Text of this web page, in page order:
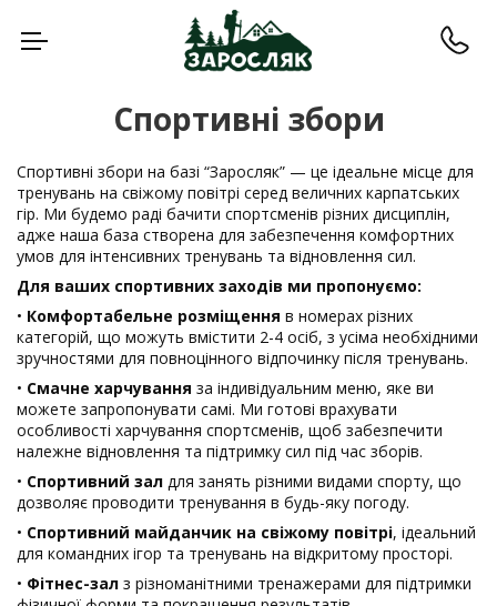
Спортивні збори
Спортивні збори на базі “Заросляк” — це ідеальне місце для
тренувань на свіжому повітрі серед величних карпатських
гір. Ми будемо раді бачити спортсменів різних дисциплін,
адже наша база створена для забезпечення комфортних
умов для інтенсивних тренувань та відновлення сил.
Для ваших спортивних заходів ми пропонуємо:
• Комфортабельне розміщення в номерах різних
категорій, що можуть вмістити 2-4 осіб, з усіма необхідними
зручностями для повноцінного відпочинку після тренувань.
• Смачне харчування за індивідуальним меню, яке ви
можете запропонувати самі. Ми готові врахувати
особливості харчування спортсменів, щоб забезпечити
належне відновлення та підтримку сил під час зборів.
• Спортивний зал для занять різними видами спорту, що
дозволяє проводити тренування в будь-яку погоду.
• Спортивний майданчик на свіжому повітрі, ідеальний
для командних ігор та тренувань на відкритому просторі.
• Фітнес-зал з різноманітними тренажерами для підтримки